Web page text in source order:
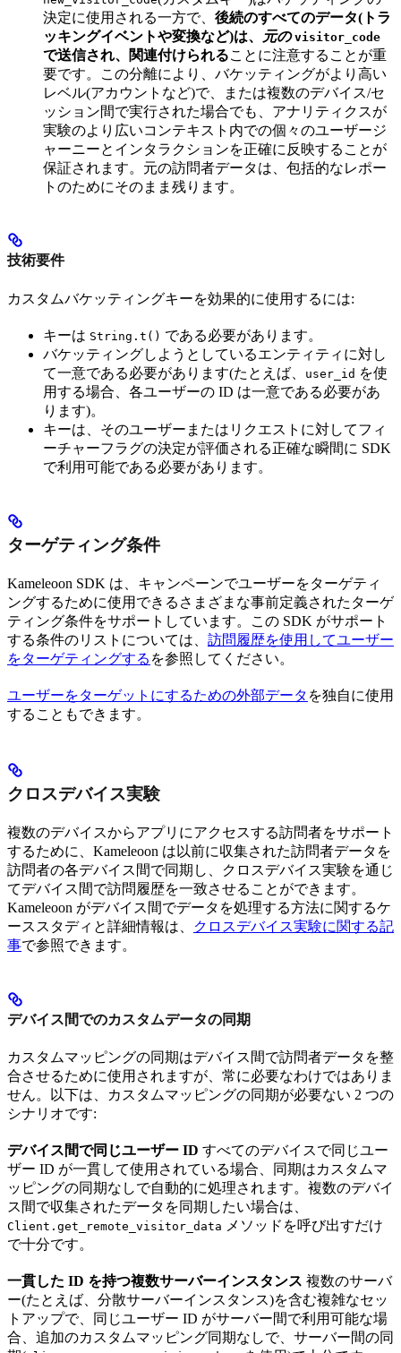
決定に使用される一方で、 後続のすべてのデータ(トラ
ッキングイベントや変換など)は、
元の visitor_code
で送信され、関連付けられることに注意することが重
要です。この分離により、バケッティングがより高い
レベル(アカウントなど)で、または複数のデバイス/セ
ッション間で実行された場合でも、アナリティクスが
実験のより広いコンテキスト内での個々のユーザージ
ャーニーとインタラクションを正確に反映することが
保証されます。元の訪問者データは、包括的なレポー
トのためにそのまま残ります。
技術要件
カスタムバケッティングキーを効果的に使用するには:
キーは String.t() である必要があります。
バケッティングしようとしているエンティティに対し
て一意である必要があります(たとえば、
user_id を使
用する場合、各ユーザーの ID は一意である必要があ
ります)。
キーは、そのユーザーまたはリクエストに対してフィ
ーチャーフラグの決定が評価される正確な瞬間に SDK
で利用可能である必要があります。
ターゲティング条件
Kameleoon SDK は、キャンペーンでユーザーをターゲティ
ングするために使用できるさまざまな事前定義されたターゲ
ティング条件をサポートしています。この SDK がサポート
する条件のリストについては、 訪問履歴を使用してユーザー
をターゲティングする を参照してください。
ユーザーをターゲットにするための外部データ を独自に使用
することもできます。
クロスデバイス実験
複数のデバイスからアプリにアクセスする訪問者をサポート
するために、Kameleoon は以前に収集された訪問者データを
訪問者の各デバイス間で同期し、クロスデバイス実験を通じ
てデバイス間で訪問履歴を一致させることができます。
Kameleoon がデバイス間でデータを処理する方法に関するケ
ーススタディと詳細情報は、
クロスデバイス実験に関する記
事で参照できます。
デバイス間でのカスタムデータの同期
カスタムマッピングの同期はデバイス間で訪問者データを整
合させるために使用されますが、常に必要なわけではありま
せん。以下は、カスタムマッピングの同期が必要ない 2 つの
シナリオです:
デバイス間で同じユーザー ID すべてのデバイスで同じユー
ザー ID が一貫して使用されている場合、同期はカスタムマ
ッピングの同期なしで自動的に処理されます。複数のデバイ
ス間で収集されたデータを同期したい場合は、
Client.get_remote_visitor_data メソッドを呼び出すだけ
で十分です。
一貫した ID を持つ複数サーバーインスタンス 複数のサーバ
ー(たとえば、分散サーバーインスタンス)を含む複雑なセッ
トアップで、同じユーザー ID がサーバー間で利用可能な場
合、追加のカスタムマッピング同期なしで、サーバー間の同